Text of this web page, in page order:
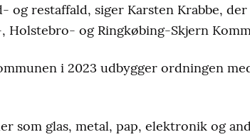
og restaffald, siger Karsten Krabbe,
Holstebro- og Ringkøbing-Skjern
i 2023 udbygger ordningen
som glas, metal, pap, elektronik og